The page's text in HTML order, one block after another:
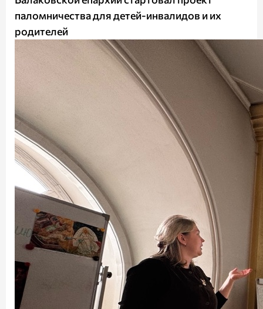
паломничества для детей-инвалидов и их
родителей